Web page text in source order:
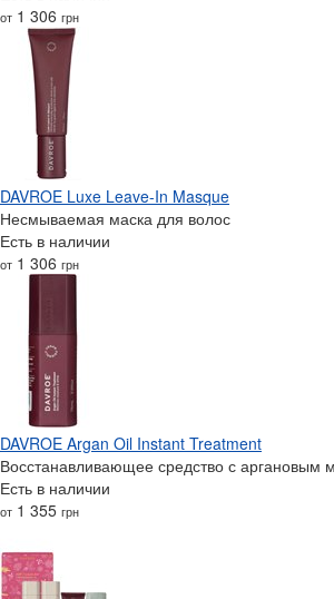
от 1 306 грн
DAVROE Luxe Leave-In Masque
Несмываемая маска для волос
Есть в наличии
от 1 306 грн
DAVROE Argan Oil Instant Treatment
Восстанавливающее средство с аргановым
Есть в наличии
от 1 355 грн